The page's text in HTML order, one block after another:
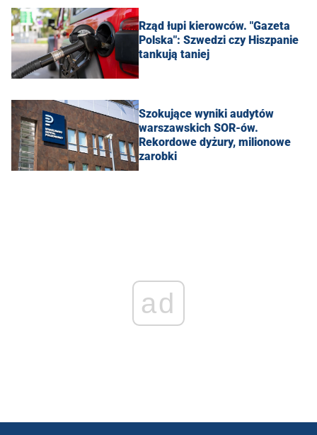
Rząd łupi kierowców. "Gazeta
Polska": Szwedzi czy Hiszpanie
tankują taniej
Szokujące wyniki audytów
warszawskich SOR-ów.
Rekordowe dyżury, milionowe
zarobki
ad